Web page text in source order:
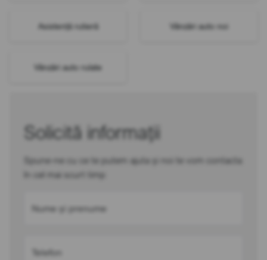
Asistență rutieră Vânzări auto noi
Vânzări auto rulate
Solicită informații
Spune-ne cu ce te putem ajuta și noi te vom contacta
în cel mai scurt timp
Nume și prenume
Telefon